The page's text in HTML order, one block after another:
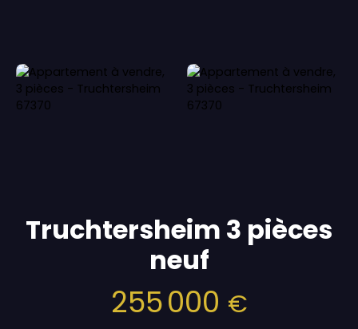
Truchtersheim 3 pièces
neuf
255 000 €